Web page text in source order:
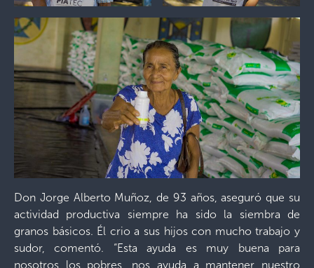
Don Jorge Alberto Muñoz, de 93 años, aseguró que su
actividad productiva siempre ha sido la siembra de
granos básicos. Él crio a sus hijos con mucho trabajo y
sudor, comentó. “Esta ayuda es muy buena para
nosotros los pobres, nos ayuda a mantener nuestro